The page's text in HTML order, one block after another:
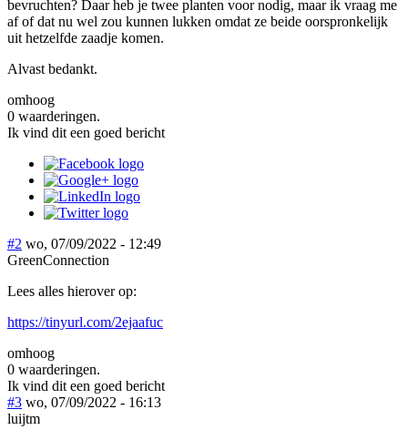
bevruchten? Daar heb je twee planten voor nodig, maar ik vraag me
af of dat nu wel zou kunnen lukken omdat ze beide oorspronkelijk
uit hetzelfde zaadje komen.
Alvast bedankt.
omhoog
0 waarderingen.
Ik vind dit een goed bericht
#2 wo, 07/09/2022 - 12:49
GreenConnection
Lees alles hierover op:
https://tinyurl.com/2ejaafuc
omhoog
0 waarderingen.
Ik vind dit een goed bericht
#3 wo, 07/09/2022 - 16:13
luijtm